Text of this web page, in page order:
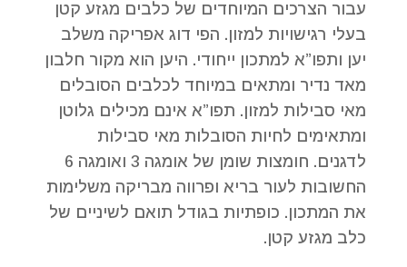
עבור הצרכים המיוחדים של כלבים מגזע קטן
בעלי רגישויות למזון. הפי דוג אפריקה משלב
יען ותפו”א למתכון ייחודי. היען הוא מקור חלבון
מאד נדיר ומתאים במיוחד לכלבים הסובלים
מאי סבילות למזון. תפו”א אינם מכילים גלוטן
ומתאימים לחיות הסובלות מאי סבילות
לדגנים. חומצות שומן של אומגה 3 ואומגה 6
החשובות לעור בריא ופרווה מבריקה משלימות
את המתכון. כופתיות בגודל תואם לשיניים של
כלב מגזע קטן.